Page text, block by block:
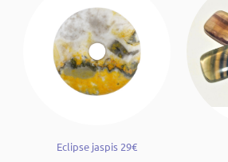
Eclipse jaspis 29€